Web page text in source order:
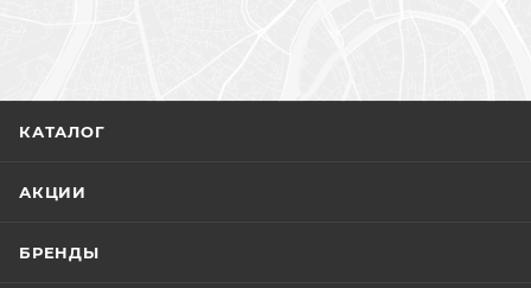
КАТАЛОГ
АКЦИИ
БРЕНДЫ